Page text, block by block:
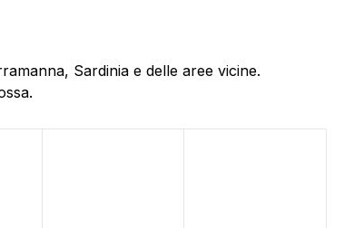
Sardinia e delle aree vicine.